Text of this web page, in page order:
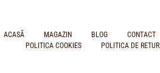
ACASĂ MAGAZIN BLOG CONTACT
POLITICA COOKIES
POLITICA DE RETUR